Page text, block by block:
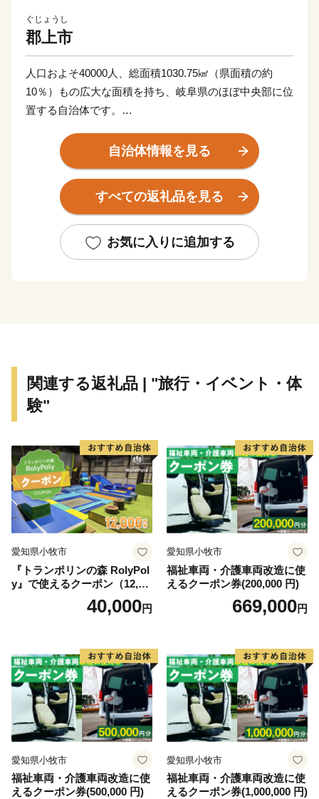
ぐじょうし
郡上市
人口およそ40000人、総面積1030.75㎢（県面積の約
10％）もの広大な面積を持ち、岐阜県のほぼ中央部に位
置する自治体です。
豊かな自然と調和した生活のもと、郡上鮎や明宝ハムな
どの美味しい食べ物、ラフティングやスキー、スノーボ
ードといったアウトドアスポーツ、郡上おどりや白鳥お
どりに代表される伝統文化を堪能することができます。
郡上八幡城を戴く水と踊りの城下町、八幡町。
る、明宝。
オオサンショウウオが生息し、和良鮎で知られる、和良
個性豊かな七郷(ななさと)が、あなたをお待ちしていま
す。
まずは返礼品で郡上の魅力をお楽しみいただき、その上
でぜひお越しください。
自治体情報を見る
すべての返礼品を見る
お気に入りに追加する
関連する返礼品 | "旅行・イベント・体
験"
愛知県小牧市
『トランポリンの森 RolyPol
y』で使えるクーポン（12,00
40,000円
愛知県小牧市
福祉車両・介護車両改造に使
えるクーポン券(200,000 円)
669,000円
愛知県小牧市
福祉車両・介護車両改造に使
えるクーポン券(500,000 円)
愛知県小牧市
福祉車両・介護車両改造に使
えるクーポン券(1,000,000 円)